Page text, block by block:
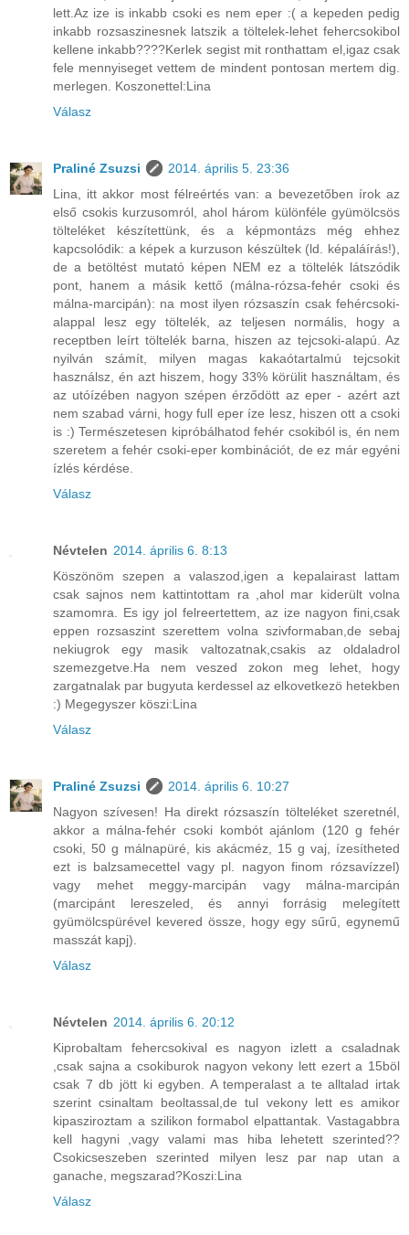
lett.Az ize is inkabb csoki es nem eper :( a kepeden pedig
inkabb rozsaszinesnek latszik a töltelek-lehet fehercsokibol
kellene inkabb????Kerlek segist mit ronthattam el,igaz csak
fele mennyiseget vettem de mindent pontosan mertem dig.
merlegen. Koszonettel:Lina
Válasz
Praliné Zsuzsi
2014. április 5. 23:36
Lina, itt akkor most félreértés van: a bevezetőben írok az
első csokis kurzusomról, ahol három különféle gyümölcsös
tölteléket készítettünk, és a képmontázs még ehhez
kapcsolódik: a képek a kurzuson készültek (ld. képaláírás!),
de a betöltést mutató képen NEM ez a töltelék látszódik
pont, hanem a másik kettő (málna-rózsa-fehér csoki és
málna-marcipán): na most ilyen rózsaszín csak fehércsoki-
alappal lesz egy töltelék, az teljesen normális, hogy a
receptben leírt töltelék barna, hiszen az tejcsoki-alapú. Az
nyilván számít, milyen magas kakaótartalmú tejcsokit
használsz, én azt hiszem, hogy 33% körülit használtam, és
az utóízében nagyon szépen érződött az eper - azért azt
nem szabad várni, hogy full eper íze lesz, hiszen ott a csoki
is :) Természetesen kipróbálhatod fehér csokiból is, én nem
szeretem a fehér csoki-eper kombinációt, de ez már egyéni
ízlés kérdése.
Válasz
Névtelen 2014. április 6. 8:13
Köszönöm szepen a valaszod,igen a kepalairast lattam
csak sajnos nem kattintottam ra ,ahol mar kiderült volna
szamomra. Es igy jol felreertettem, az ize nagyon fini,csak
eppen rozsaszint szerettem volna szivformaban,de sebaj
nekiugrok egy masik valtozatnak,csakis az oldaladrol
szemezgetve.Ha nem veszed zokon meg lehet, hogy
zargatnalak par bugyuta kerdessel az elkovetkezö hetekben
:) Megegyszer köszi:Lina
Válasz
Praliné Zsuzsi
2014. április 6. 10:27
Nagyon szívesen! Ha direkt rózsaszín tölteléket szeretnél,
akkor a málna-fehér csoki kombót ajánlom (120 g fehér
csoki, 50 g málnapüré, kis akácméz, 15 g vaj, ízesítheted
ezt is balzsamecettel vagy pl. nagyon finom rózsavízzel)
vagy mehet meggy-marcipán vagy málna-marcipán
(marcipánt lereszeled, és annyi forrásig melegített
gyümölcspürével kevered össze, hogy egy sűrű, egynemű
masszát kapj).
Válasz
Névtelen 2014. április 6. 20:12
Kiprobaltam fehercsokival es nagyon izlett a csaladnak
,csak sajna a csokiburok nagyon vekony lett ezert a 15böl
csak 7 db jött ki egyben. A temperalast a te alltalad irtak
szerint csinaltam beoltassal,de tul vekony lett es amikor
kipasziroztam a szilikon formabol elpattantak. Vastagabbra
kell hagyni ,vagy valami mas hiba lehetett szerinted??
Csokicseszeben szerinted milyen lesz par nap utan a
ganache, megszarad?Koszi:Lina
Válasz